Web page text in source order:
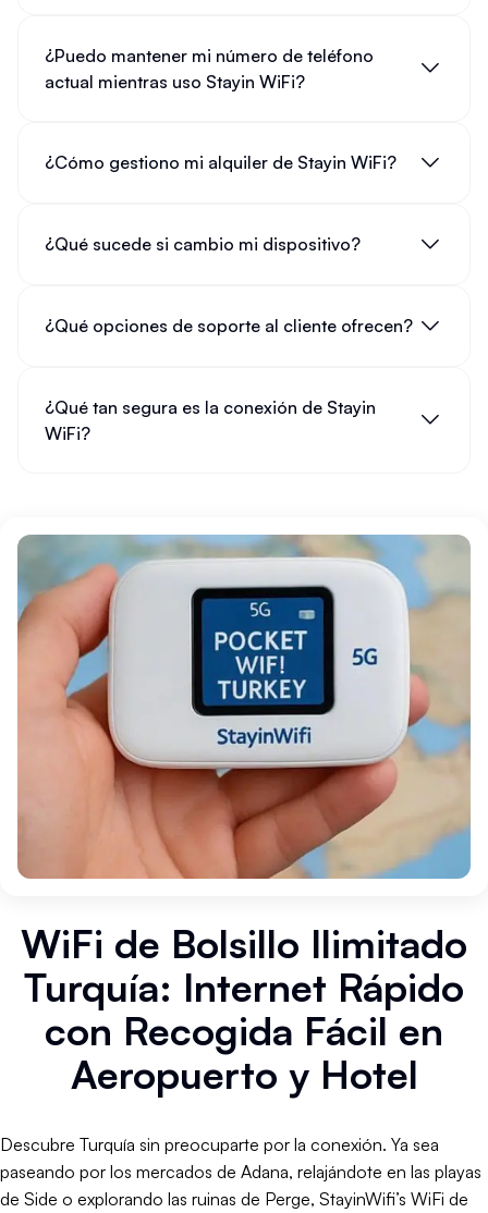
¿Puedo mantener mi número de teléfono
actual mientras uso Stayin WiFi?
¿Cómo gestiono mi alquiler de Stayin WiFi?
¿Qué sucede si cambio mi dispositivo?
¿Qué opciones de soporte al cliente ofrecen?
¿Qué tan segura es la conexión de Stayin
WiFi?
WiFi de Bolsillo Ilimitado
Turquía: Internet Rápido
con Recogida Fácil en
Aeropuerto y Hotel
Descubre Turquía sin preocuparte por la conexión. Ya sea
paseando por los mercados de Adana, relajándote en las playas
de Side o explorando las ruinas de Perge, StayinWifi’s WiFi de